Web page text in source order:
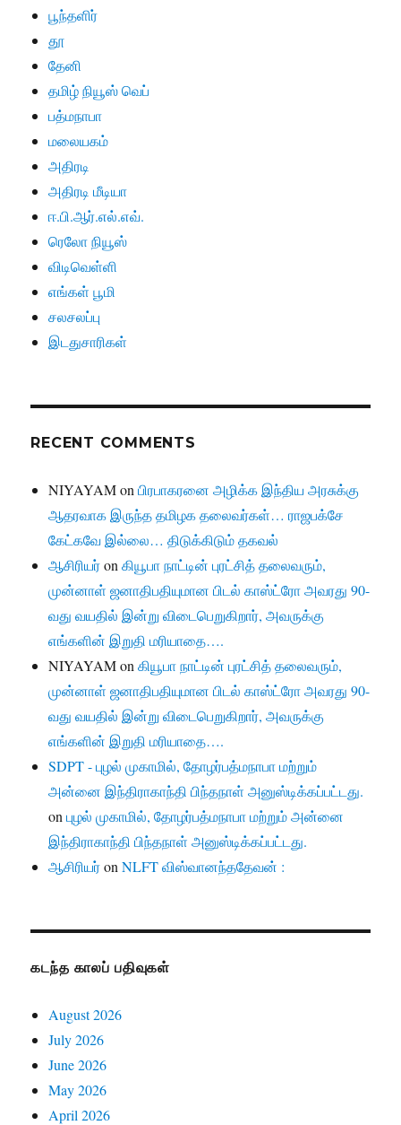
பூந்தளிர்
தூ
தேனி
தமிழ் நியூஸ் வெப்
பத்மநாபா
மலையகம்
அதிரடி
அதிரடி மீடியா
ஈ.பி.ஆர்.எல்.எவ்.
ரெலோ நியூஸ்
விடிவெள்ளி
எங்கள் பூமி
சலசலப்பு
இடதுசாரிகள்
RECENT COMMENTS
NIYAYAMonபிரபாகரனை அழிக்க இந்திய அரசுக்கு
ஆதரவாக இருந்த தமிழக தலைவர்கள்… ராஜபக்சே
கேட்கவே இல்லை… திடுக்கிடும் தகவல்
ஆசிரியர்onகியூபா நாட்டின் புரட்சித் தலைவரும்,
முன்னாள் ஜனாதிபதியுமான பிடல் காஸ்ட்ரோ அவரது 90-
வது வயதில் இன்று விடைபெறுகிறார், அவருக்கு
எங்களின் இறுதி மரியாதை….
NIYAYAMonகியூபா நாட்டின் புரட்சித் தலைவரும்,
முன்னாள் ஜனாதிபதியுமான பிடல் காஸ்ட்ரோ அவரது 90-
வது வயதில் இன்று விடைபெறுகிறார், அவருக்கு
எங்களின் இறுதி மரியாதை….
SDPT - புழல் முகாமில், தோழர்பத்மநாபா மற்றும்
அன்னை இந்திராகாந்தி பிந்தநாள் அனுஸ்டிக்கப்பட்டது.
onபுழல் முகாமில், தோழர்பத்மநாபா மற்றும் அன்னை
இந்திராகாந்தி பிந்தநாள் அனுஸ்டிக்கப்பட்டது.
ஆசிரியர்onNLFT விஸ்வானந்ததேவன் :
கடந்த காலப் பதிவுகள்
August 2026
July 2026
June 2026
May 2026
April 2026